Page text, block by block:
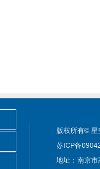
版权所有© 星
苏ICP备
地址：南京